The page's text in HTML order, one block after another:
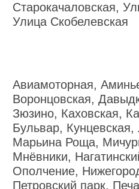
Старокачаловская,
Улица Скобелевская
Авиамоторная,
Воронцовская,
Зюзино, Каховская,
Бульвар,
Марьина Роща,
Мнёвники,
Ополчение,
Петровский парк,